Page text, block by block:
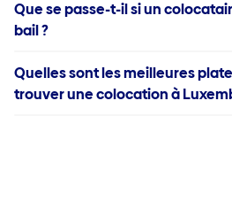
Que se passe-t-il si un
bail ?
Quelles sont les meilleures
trouver une colocation à